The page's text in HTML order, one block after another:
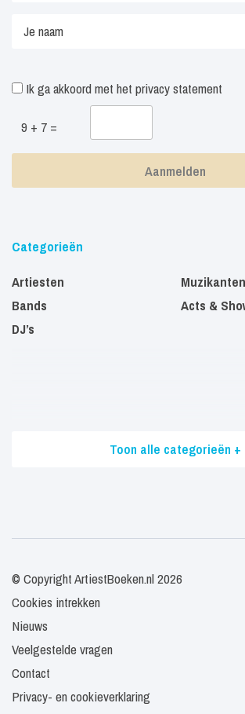
Ik ga akkoord met het privacy statement
9 + 7 =
Categorieën
Artiesten
Bands
DJ’s
Muzikanten
Acts &
Toon alle categorieën +
© Copyright ArtiestBoeken.nl 2026
Cookies intrekken
Nieuws
Veelgestelde vragen
Contact
Privacy- en cookieverklaring